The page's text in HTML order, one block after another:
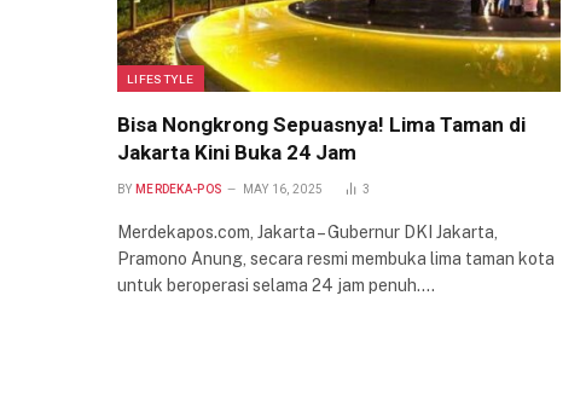
LIFESTYLE
Bisa Nongkrong Sepuasnya! Lima Taman di
Jakarta Kini Buka 24 Jam
BY MERDEKA-POS MAY 16, 2025 3
Merdekapos.com, Jakarta – Gubernur DKI Jakarta,
Pramono Anung, secara resmi membuka lima taman kota
untuk beroperasi selama 24 jam penuh.…